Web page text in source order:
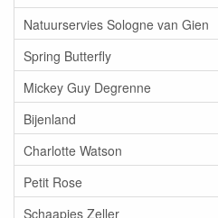
Natuurservies Sologne van Gien
Spring Butterfly
Mickey Guy Degrenne
Bijenland
Charlotte Watson
Petit Rose
Schaapjes Zeller